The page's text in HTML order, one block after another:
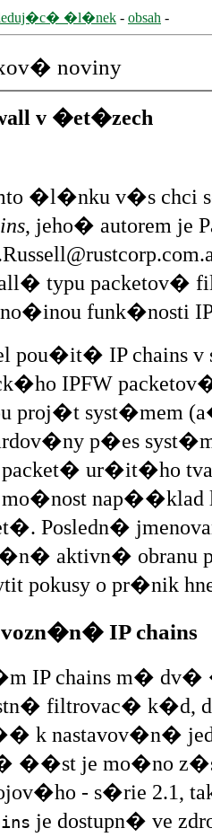
�l�nek - obsah -
noviny
v �et�zech
�l�nku v�s chci
, jeho� autorem je
typu packetov�
funk�nosti
IP chains v
IPFW
proj�t syst�mem
p�es
ur�it�ho
nap��klad
Posledn�
aktivn�
pokusy o pr�nik
IP chains
IP chains m�
filtrovac� k�d,
k nastavov�n�
��st je mo�no
- s�rie 2.1,
je dostupn� ve